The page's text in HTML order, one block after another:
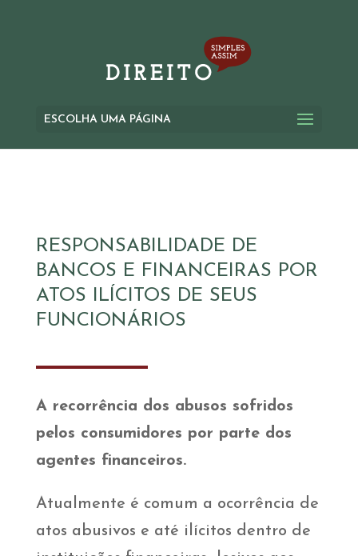
ESCOLHA UMA PÁGINA
RESPONSABILIDADE DE
BANCOS E FINANCEIRAS POR
ATOS ILÍCITOS DE SEUS
FUNCIONÁRIOS
A recorrência dos abusos sofridos
pelos consumidores por parte dos
agentes financeiros.
Atualmente é comum a ocorrência de
atos abusivos e até ilícitos dentro de